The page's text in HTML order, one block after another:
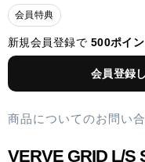
会員特典
新規会員登録で 500ポイン
会員登録
商品についてのお問い
VERVE GRID L/S